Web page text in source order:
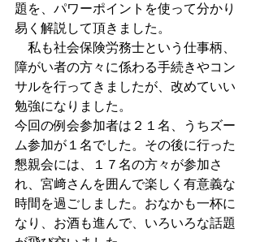
題を、パワーポイントを使って分かり
易く解説して頂きました。
私も社会保険労務士という仕事柄、
障がい者の方々に係わる手続きやコン
サルを行ってきましたが、改めていい
勉強になりました。
今回の例会参加者は２１名、うちズー
ム参加が１名でした。その後に行った
懇親会には、１７名の方々が参加さ
れ、宮﨑さんを囲んで楽しく有意義な
時間を過ごしました。おなかも一杯に
なり、お酒も進んで、いろいろな話題